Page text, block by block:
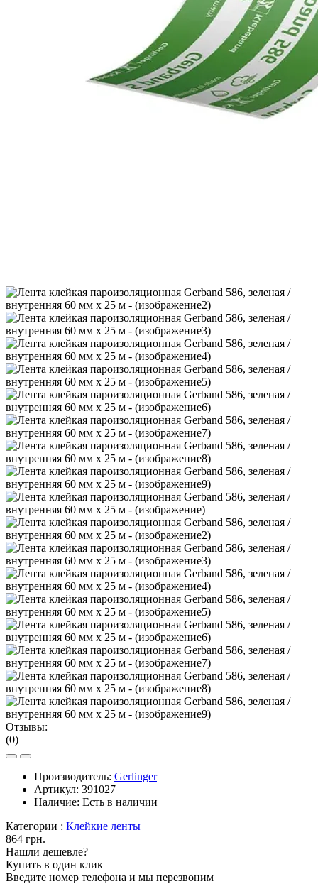
Отзывы:
(0)
Производитель: Gerlinger
Артикул: 391027
Наличие: Есть в наличии
Категории : Клейкие ленты
864 грн.
Нашли дешевле?
Купить в один клик
Введите номер телефона и мы перезвоним